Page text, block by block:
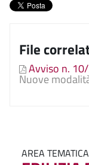
File
Avviso n.
Nuove
AREA TEMATICA